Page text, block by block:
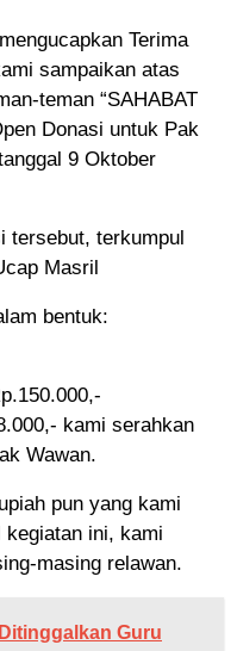
Terima
sampaikan atas
teman “SAHABAT
Donasi untuk Pak
9 Oktober
tersebut, terkumpul
Masril
bentuk:
kami serahkan
Wawan.
pun yang kami
kegiatan ini, kami
masing relawan.
Guru